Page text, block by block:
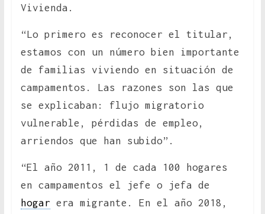
Vivienda.
“Lo primero es reconocer el titular,
estamos con un número bien importante
de familias viviendo en situación de
campamentos. Las razones son las que
se explicaban: flujo migratorio
vulnerable, pérdidas de empleo,
arriendos que han subido”.
“El año 2011, 1 de cada 100 hogares
en campamentos el jefe o jefa de
hogar era migrante. En el año 2018,